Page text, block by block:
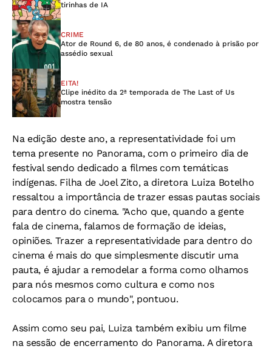
tirinhas de IA
CRIME
Ator de Round 6, de 80 anos, é condenado à prisão por
assédio sexual
EITA!
Clipe inédito da 2ª temporada de The Last of Us
mostra tensão
Na edição deste ano, a representatividade foi um
tema presente no Panorama, com o primeiro dia de
festival sendo dedicado a filmes com temáticas
indígenas. Filha de Joel Zito, a diretora Luiza Botelho
ressaltou a importância de trazer essas pautas sociais
para dentro do cinema. "Acho que, quando a gente
fala de cinema, falamos de formação de ideias,
opiniões. Trazer a representatividade para dentro do
cinema é mais do que simplesmente discutir uma
pauta, é ajudar a remodelar a forma como olhamos
para nós mesmos como cultura e como nos
colocamos para o mundo", pontuou.
Assim como seu pai, Luiza também exibiu um filme
na sessão de encerramento do Panorama. A diretora